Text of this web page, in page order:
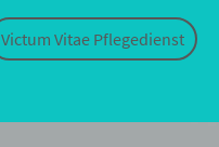
Victum Vitae Pflegedienst